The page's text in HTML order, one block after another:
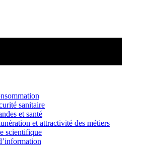
sanitaire
et santé
et attractivité des métiers
scientifique